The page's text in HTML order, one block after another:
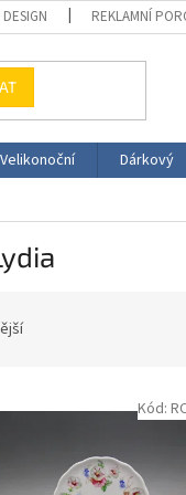
REKLAMNÍ
Velikonoční Dárkový
Kód: